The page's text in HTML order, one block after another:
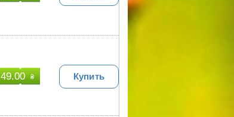
49.00 ₴ Купить